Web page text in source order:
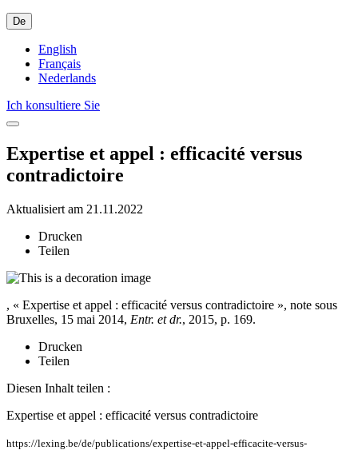
De
English
Français
Nederlands
Ich konsultiere Sie
Expertise et appel : efficacité versus
contradictoire
Aktualisiert am 21.11.2022
Drucken
Teilen
, « Expertise et appel : efficacité versus contradictoire », note sous
Bruxelles, 15 mai 2014, Entr. et dr., 2015, p. 169.
Drucken
Teilen
Diesen Inhalt teilen :
Expertise et appel : efficacité versus contradictoire
https://lexing.be/de/publications/expertise-et-appel-efficacite-versus-